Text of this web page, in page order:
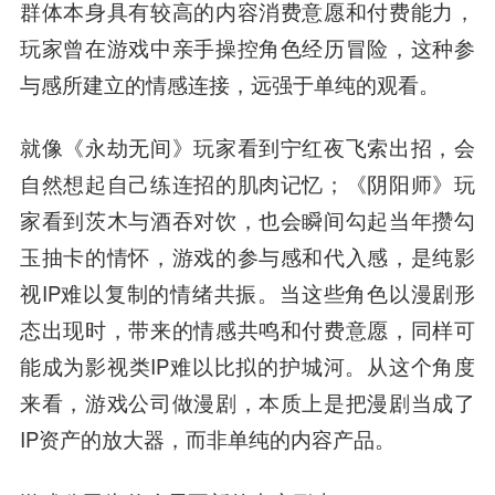
群体本身具有较高的内容消费意愿和付费能力，
玩家曾在游戏中亲手操控角色经历冒险，这种参
与感所建立的情感连接，远强于单纯的观看。
就像《永劫无间》玩家看到宁红夜飞索出招，会
自然想起自己练连招的肌肉记忆；《阴阳师》玩
家看到茨木与酒吞对饮，也会瞬间勾起当年攒勾
玉抽卡的情怀，游戏的参与感和代入感，是纯影
视IP难以复制的情绪共振。当这些角色以漫剧形
态出现时，带来的情感共鸣和付费意愿，同样可
能成为影视类IP难以比拟的护城河。从这个角度
来看，游戏公司做漫剧，本质上是把漫剧当成了
IP资产的放大器，而非单纯的内容产品。